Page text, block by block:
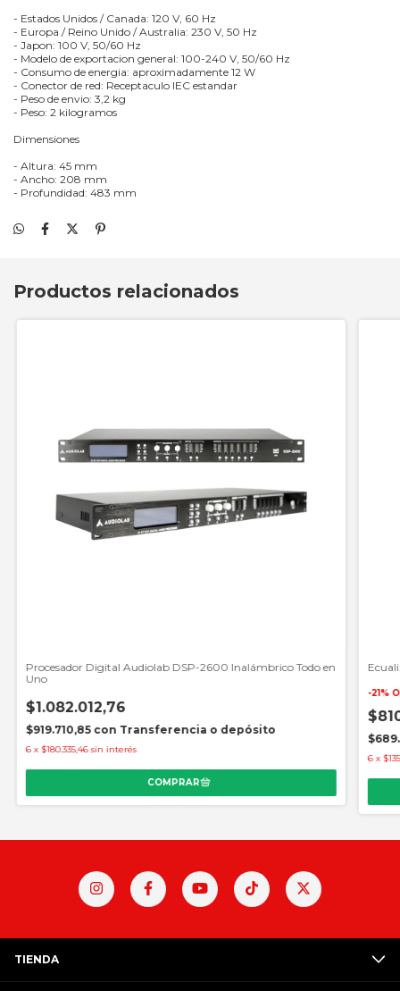
- Estados Unidos / Canada: 120 V, 60 Hz
- Europa / Reino Unido / Australia: 230 V, 50 Hz
- Japon: 100 V, 50/60 Hz
- Modelo de exportacion general: 100-240 V, 50/60 Hz
- Consumo de energia: aproximadamente 12 W
- Conector de red: Receptaculo IEC estandar
- Peso de envio: 3,2 kg
- Peso: 2 kilogramos
Dimensiones
- Altura: 45 mm
- Ancho: 208 mm
- Profundidad: 483 mm
Productos relacionados
Procesador Digital Audiolab DSP-2600 Inalámbrico Todo en
Uno
$1.082.012,76
$919.710,85 con Transferencia o depósito
6 x $180.335,46 sin interés
-21%
6 x
TIENDA